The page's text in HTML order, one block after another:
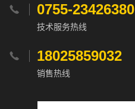
 0755-23426380
技术服务热线
 18025859032
销售热线